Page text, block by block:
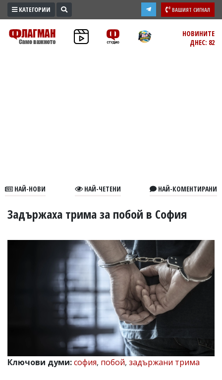
ПРОМО
ЗОНА
В
СПОРТ
v.vasilev@flagman.bg
Катя
Касабова,
КАТЕГОРИИ ВАШИЯТ СИГНАЛ
НОВИНИТЕ
ДНЕС: 82
НАЙ-НОВИ НАЙ-ЧЕТЕНИ НАЙ-КОМЕНТИРАНИ
Задържаха трима за побой в София
Ключови думи:софия, побой, задържани трима